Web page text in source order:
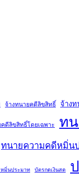
จ้างทนายคดีลิขสิทธิ์ จ้าง
ดีลิขสิทธิ์โดยเฉพาะ ท
ทนายความคดีหมิ่น
หมิ่นประมาท บัตรกดเงินสด